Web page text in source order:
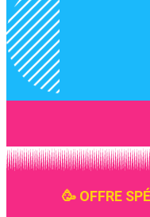
🥳 OFFRE